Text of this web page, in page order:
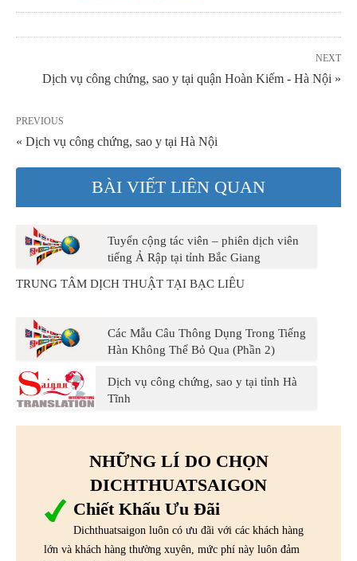
NEXT
Dịch vụ công chứng, sao y tại quận Hoàn Kiếm - Hà Nội »
PREVIOUS
« Dịch vụ công chứng, sao y tại Hà Nội
BÀI VIẾT LIÊN QUAN
Tuyển cộng tác viên – phiên dịch viên
tiếng Ả Rập tại tỉnh Bắc Giang
TRUNG TÂM DỊCH THUẬT TẠI BẠC LIÊU
Các Mẫu Câu Thông Dụng Trong Tiếng
Hàn Không Thể Bỏ Qua (Phần 2)
Dịch vụ công chứng, sao y tại tỉnh Hà
Tĩnh
NHỮNG LÍ DO CHỌN
DICHTHUATSAIGON
Chiết Khấu Ưu Đãi
Dichthuatsaigon luôn có ưu đãi với các khách hàng
lớn và khách hàng thường xuyên, mức phí này luôn đảm